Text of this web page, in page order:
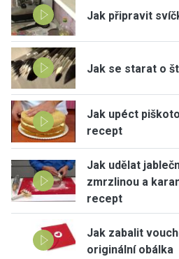
Jak připravit
Jak se starat o
Jak upéct
recept
Jak udělat
zmrzlinou a
recept
Jak zabalit
originální obálka